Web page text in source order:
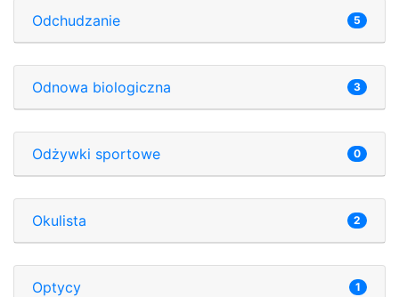
Odchudzanie 5
Odnowa biologiczna 3
Odżywki sportowe 0
Okulista 2
Optycy 1